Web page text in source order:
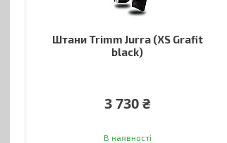
Штани Trimm Jurra (XS Grafit
black)
3 730 ₴
В наявності